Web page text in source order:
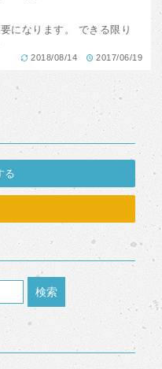
になります。 できる限り
2018/08/14 2017/06/19
る